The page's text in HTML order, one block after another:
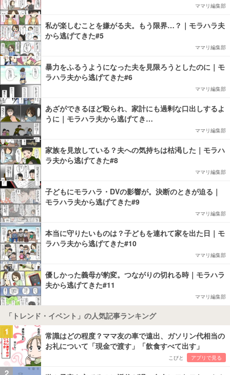
ママリ編集部
私が楽しむことを嫌がる夫。もう限界…？｜モラハラ夫
から逃げてきた#5
ママリ編集部
暴力をふるうようになった夫を見限ろうとしたのに｜モ
ラハラ夫から逃げてきた#6
ママリ編集部
あざができるほど殴られ、家計にも過剰な口出しするよ
うに｜モラハラ夫から逃げてき…
ママリ編集部
家族を見放している？夫への気持ちは枯渇した｜モラハ
ラ夫から逃げてきた#8
ママリ編集部
子どもにモラハラ・DVの影響が。決断のときが迫る｜
モラハラ夫から逃げてきた#9
ママリ編集部
本当に守りたいものは？子どもを連れて家を出た日｜モ
ラハラ夫から逃げてきた#10
ママリ編集部
優しかった義母が豹変。つながりの切れる時｜モラハラ
夫から逃げてきた#11
ママリ編集部
「トレンド・イベント」の人気記事ランキング
1
常識はどの程度？ママ友の車で遠出、ガソリン代相当の
お礼について「現金で渡す」「飲食すべて出す」
こびと アプリで見る